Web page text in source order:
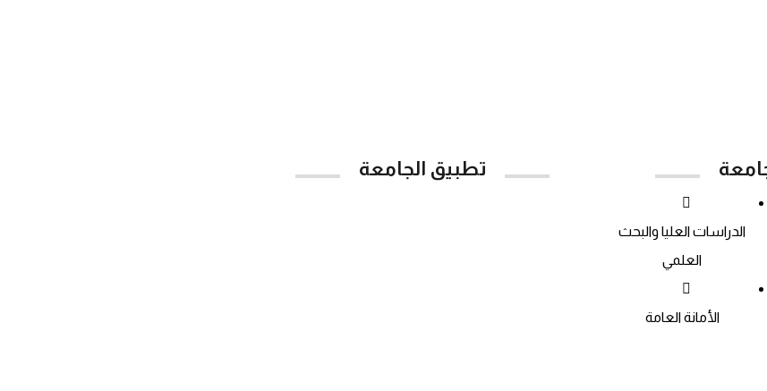
تطبيق الجامعة
الدراسات العليا والبحث
العلمي
الأمانة العامة